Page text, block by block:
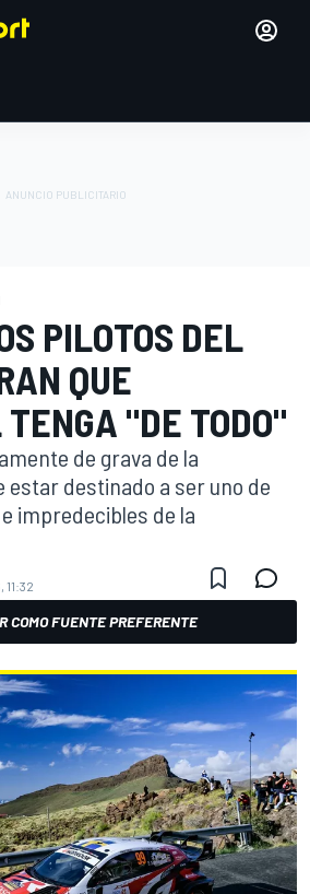
PILOTOS DEL
QUE
"DE TODO"
de grava de la
destinado a ser uno de
impredecibles de la
11:32
COMO FUENTE PREFERENTE